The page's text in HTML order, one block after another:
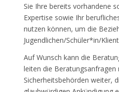
Sie Ihre bereits vorhandene
Expertise sowie Ihr
nutzen können, um die
Jugendlichen/Schüler*in/
Auf Wunsch kann die
leiten die Beratungsanfragen
Sicherheitsbehörden weiter,